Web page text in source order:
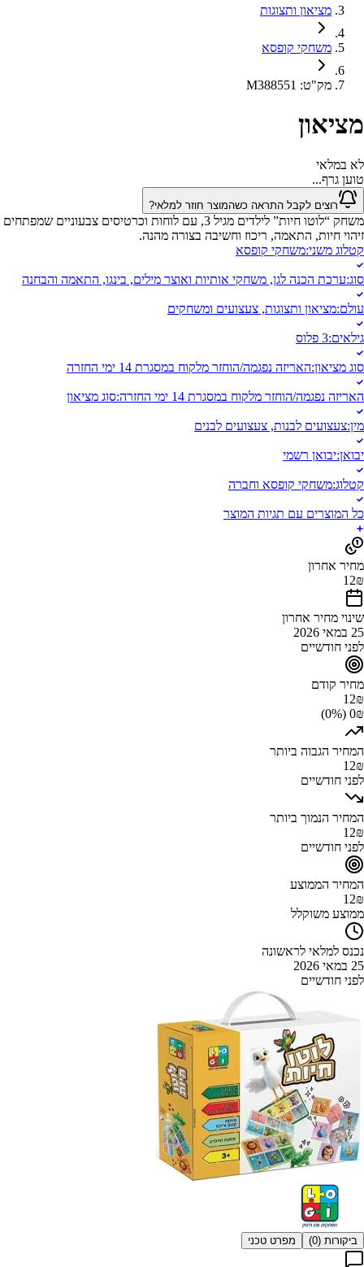
מציאון ותצוגות
משחקי קופסא
מק"ט:
M388551
מציאון
לא במלאי
טוען גרף...
רוצים לקבל התראה כשהמוצר חוזר למלאי?
משחק “לוטו חיות” לילדים מגיל 3, עם לוחות וכרטיסים צבעוניים שמפתחים
זיהוי חיות, התאמה, ריכוז וחשיבה בצורה מהנה.
קטלוג משני:משחקי קופסא
סוג:ערכת הכנה לגן, משחקי אותיות ואוצר מילים, בינגו, התאמה והבחנה
עולם:מציאון ותצוגות, צעצועים ומשחקים
גילאים:3 פלוס
סוג מציאון:האריזה נפגמה/הוחזר מלקוח במסגרת 14 ימי החזרה
האריזה נפגמה/הוחזר מלקוח במסגרת 14 ימי החזרה :סוג מציאון
מין:צעצועים לבנות, צעצועים לבנים
יבואן:יבואן רשמי
קטלוג:משחקי קופסא וחברה
כל המוצרים עם תגיות המוצר
מחיר אחרון
12₪
שינוי מחיר אחרון
25 במאי 2026
לפני חודשיים
מחיר קודם
12₪
0₪ (0%)
המחיר הגבוה ביותר
12₪
לפני חודשיים
המחיר הנמוך ביותר
12₪
לפני חודשיים
המחיר הממוצע
12₪
ממוצע משוקלל
נכנס למלאי לראשונה
25 במאי 2026
לפני חודשיים
ביקורות (0
) מפרט טכני